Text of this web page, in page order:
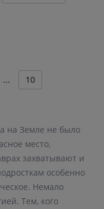
... 10
на Земле не было
место,
захватывают и
особенно
Немало
Тем, кого